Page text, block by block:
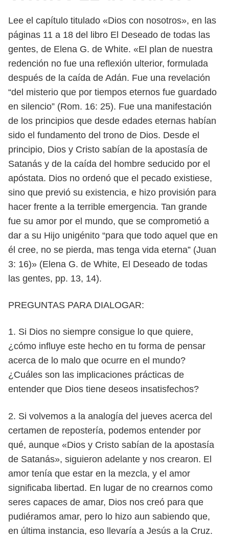
Lee el capítulo titulado «Dios con nosotros», en las
páginas 11 a 18 del libro El Deseado de todas las
gentes, de Elena G. de White. «El plan de nuestra
redención no fue una reflexión ulterior, formulada
después de la caída de Adán. Fue una revelación
“del misterio que por tiempos eternos fue guardado
en silencio” (Rom. 16: 25). Fue una manifestación
de los principios que desde edades eternas habían
sido el fundamento del trono de Dios. Desde el
principio, Dios y Cristo sabían de la apostasía de
Satanás y de la caída del hombre seducido por el
apóstata. Dios no ordenó que el pecado existiese,
sino que previó su existencia, e hizo provisión para
hacer frente a la terrible emergencia. Tan grande
fue su amor por el mundo, que se comprometió a
dar a su Hijo unigénito “para que todo aquel que en
él cree, no se pierda, mas tenga vida eterna” (Juan
3: 16)» (Elena G. de White, El Deseado de todas
las gentes, pp. 13, 14).
PREGUNTAS PARA DIALOGAR:
1. Si Dios no siempre consigue lo que quiere,
¿cómo influye este hecho en tu forma de pensar
acerca de lo malo que ocurre en el mundo?
¿Cuá les son las implicaciones prácticas de
entender que Dios tiene deseos insatisfechos?
2. Si volvemos a la analogía del jueves acerca del
certamen de repostería, podemos entender por
qué, aunque «Dios y Cristo sabían de la apostasía
de Satanás», siguieron adelante y nos crearon. El
amor tenía que estar en la mezcla, y el amor
significaba libertad. En lugar de no crearnos como
seres capaces de amar, Dios nos creó para que
pudiéramos amar, pero lo hizo aun sabiendo que,
en última instancia, eso llevaría a Jesús a la Cruz.